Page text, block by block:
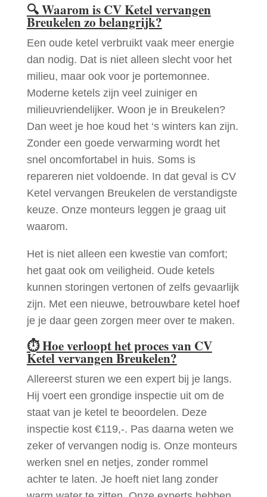
🔍Waarom is CV Ketel vervangen
Breukelen zo belangrijk?
Een oude ketel verbruikt vaak meer energie
dan nodig. Dat is niet alleen slecht voor het
milieu, maar ook voor je portemonnee.
Moderne ketels zijn veel zuiniger en
milieuvriendelijker. Woon je in Breukelen?
Dan weet je hoe koud het ‘s winters kan zijn.
Zonder een goede verwarming wordt het
snel oncomfortabel in huis. Soms is
repareren niet voldoende. In dat geval is CV
Ketel vervangen Breukelen de verstandigste
keuze. Onze monteurs leggen je graag uit
waarom.
Het is niet alleen een kwestie van comfort;
het gaat ook om veiligheid. Oude ketels
kunnen storingen vertonen of zelfs gevaarlijk
zijn. Met een nieuwe, betrouwbare ketel hoef
je je daar geen zorgen meer over te maken.
⏱Hoe verloopt het proces van CV
Ketel vervangen Breukelen?
Allereerst sturen we een expert bij je langs.
Hij voert een grondige inspectie uit om de
staat van je ketel te beoordelen. Deze
inspectie kost €119,-. Pas daarna weten we
zeker of vervangen nodig is. Onze monteurs
werken snel en netjes, zonder rommel
achter te laten. Je hoeft niet lang zonder